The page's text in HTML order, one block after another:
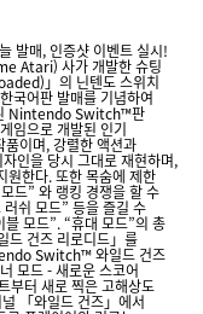
발매, 인증샷 이벤트 실시!
Atari) 사가 개발한 슈팅
」의 닌텐도 스위치
어판 발매를 기념하여
Nintendo Switch™판
임으로 개발된 인기
이며, 강렬한 액션과
인을 당시 그대로 재현하며,
한다. 또한 목숨에 제한
드” 와 랭킹 경쟁을 할 수
쉬 모드” 등을 즐길 수
모드”. “휴대 모드”의 총
드 건즈 리로디드」를
Switch™ 와일드 건즈
모드 - 새로운 스코어
부터 새로 찍은 고해상도
「와일드 건즈」에서